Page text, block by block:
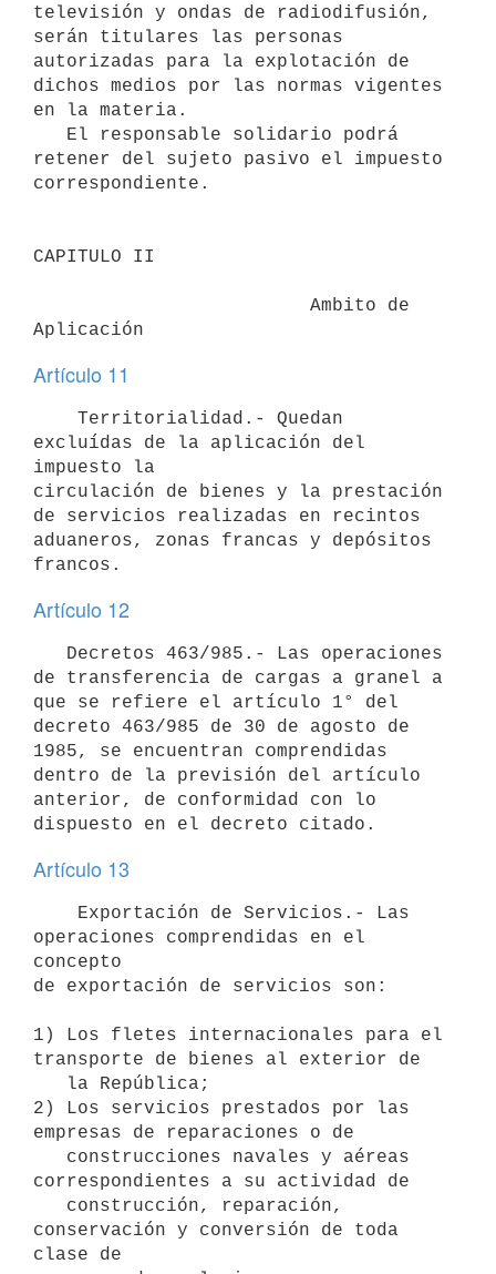
televisión y ondas de radiodifusión,
serán titulares las personas
autorizadas para la explotación de
dichos medios por las normas vigentes
en la materia.
retener del sujeto pasivo el impuesto
correspondiente.
CAPITULO II
Artículo 11
excluídas de la aplicación del
impuesto la
circulación de bienes y la prestación
de servicios realizadas en recintos
aduaneros, zonas francas y depósitos
Artículo 12
de transferencia de cargas a granel a
que se refiere el artículo 1° del
decreto 463/985 de 30 de agosto de
1985, se encuentran comprendidas
dentro de la previsión del artículo
anterior, de conformidad con lo
dispuesto en el decreto citado.
Artículo 13
operaciones comprendidas en el
concepto
de exportación de servicios son:
1) Los fletes internacionales para el
transporte de bienes al exterior de
2) Los servicios prestados por las
empresas de reparaciones o de
correspondientes a su actividad de
conservación y conversión de toda
clase de